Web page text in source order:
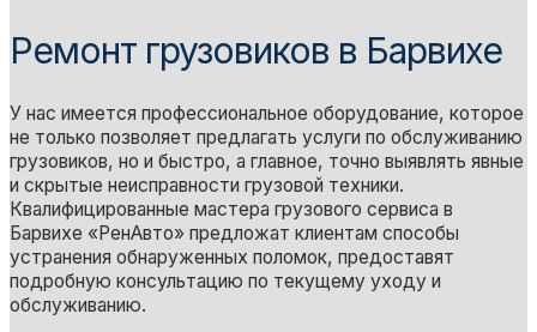
Ремонт грузовиков в Барвихе
У нас имеется профессиональное оборудование, которое
не только позволяет предлагать услуги по обслуживанию
грузовиков, но и быстро, а главное, точно выявлять явные
и скрытые неисправности грузовой техники.
Квалифицированные мастера грузового сервиса в
Барвихе «РенАвто» предложат клиентам способы
устранения обнаруженных поломок, предоставят
подробную консультацию по текущему уходу и
обслуживанию.